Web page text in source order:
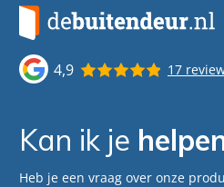
4,9 17
Kan ik je
Heb je een vraag over onze